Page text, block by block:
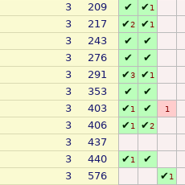
3 209 ✔ ✔1
3 217 ✔2 ✔1
3 243 ✔
✔
3 276 ✔
✔
3 291 ✔3 ✔1
3 353 ✔
✔
3 403 ✔1 ✔ 1
3 406 ✔1 ✔2
3
437
3 440 ✔1
✔
3 576 ✔1